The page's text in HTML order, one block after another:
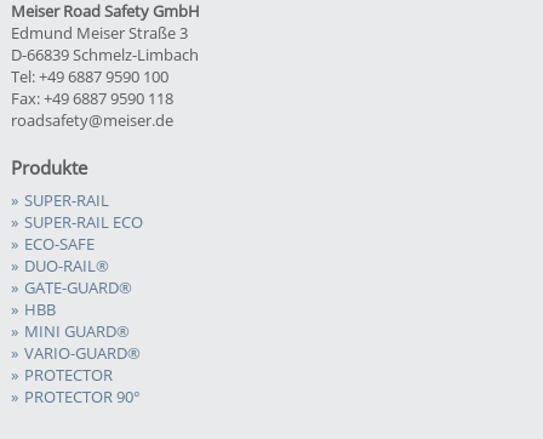
Meiser Road Safety GmbH
Edmund Meiser Straße 3
D-66839 Schmelz-Limbach
Tel: +49 6887 9590 100
Fax: +49 6887 9590 118
roadsafety@meiser.de
Produkte
SUPER-RAIL
SUPER-RAIL ECO
ECO-SAFE
DUO-RAIL®
GATE-GUARD®
HBB
MINI GUARD®
VARIO-GUARD®
PROTECTOR
PROTECTOR 90°